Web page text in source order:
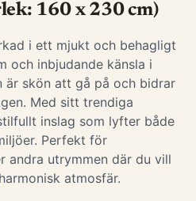
160 x 230 cm)
i ett mjukt och behagligt
och inbjudande känsla i
är skön att gå på och bidrar
Med sitt trendiga
inslag som lyfter både
Perfekt för
andra utrymmen där du vill
atmosfär.